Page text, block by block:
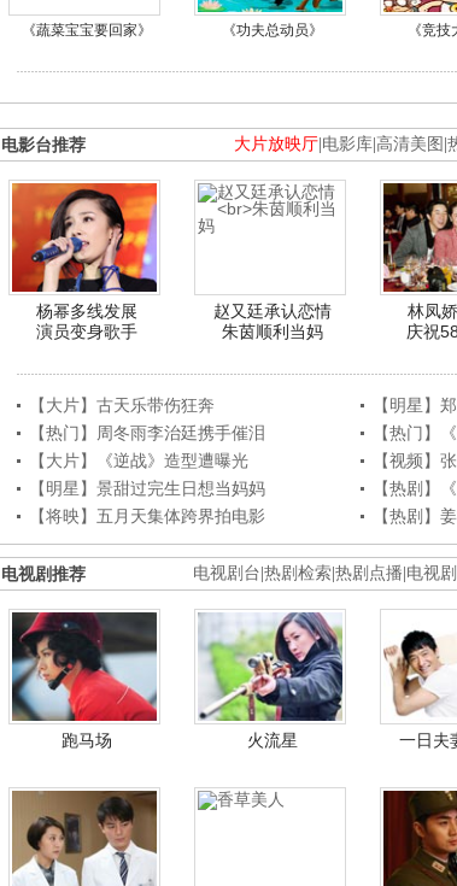
《蔬菜宝宝要回家》 《功夫总动员》 《竞技
大片放映厅 电影库 高清美图
电影台推荐
杨幂多线发展
演员变身歌手
赵又廷承认恋情
朱茵顺利当妈
林凤
庆祝
【大片】古天乐带伤狂奔
【明星】
【热门】周冬雨李治廷携手催泪
【热门】
【大片】《逆战》造型遭曝光
【视频】
【明星】景甜过完生日想当妈妈
【热剧】
【将映】五月天集体跨界拍电影
【热剧】
电视剧台 热剧检索 热剧点播 电视
电视剧推荐
跑马场 火流星 一日夫